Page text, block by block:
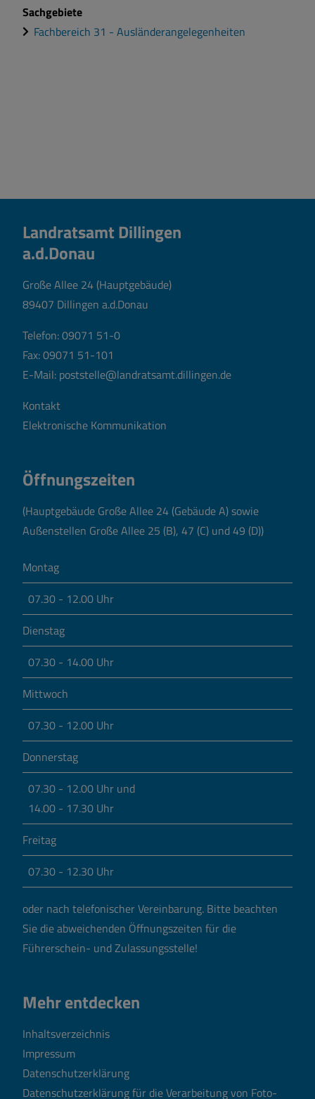
Sachgebiete
Fachbereich 31 - Ausländerangelegenheiten
Landratsamt Dillingen
a.d.Donau
Große Allee 24 (Hauptgebäude)
89407 Dillingen a.d.Donau
Telefon:09071 51-0
Fax: 09071 51-101
E-Mail: poststelle@landratsamt.dillingen.de
Kontakt
Elektronische Kommunikation
Öffnungszeiten
(Hauptgebäude Große Allee 24 (Gebäude A) sowie
Außenstellen Große Allee 25 (B), 47 (C) und 49 (D))
Montag
07.30 - 12.00 Uhr
Dienstag
07.30 - 14.00 Uhr
Mittwoch
07.30 - 12.00 Uhr
Donnerstag
07.30 - 12.00 Uhr und
14.00 - 17.30 Uhr
Freitag
07.30 - 12.30 Uhr
oder nach telefonischer Vereinbarung. Bitte beachten
Sie die abweichenden Öffnungszeiten für die
Führerschein- und Zulassungsstelle!
Mehr entdecken
Inhaltsverzeichnis
Impressum
Datenschutzerklärung
Datenschutzerklärung für die Verarbeitung von Foto-